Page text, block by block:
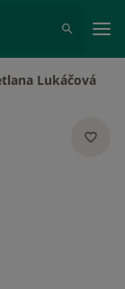
Lukáčová